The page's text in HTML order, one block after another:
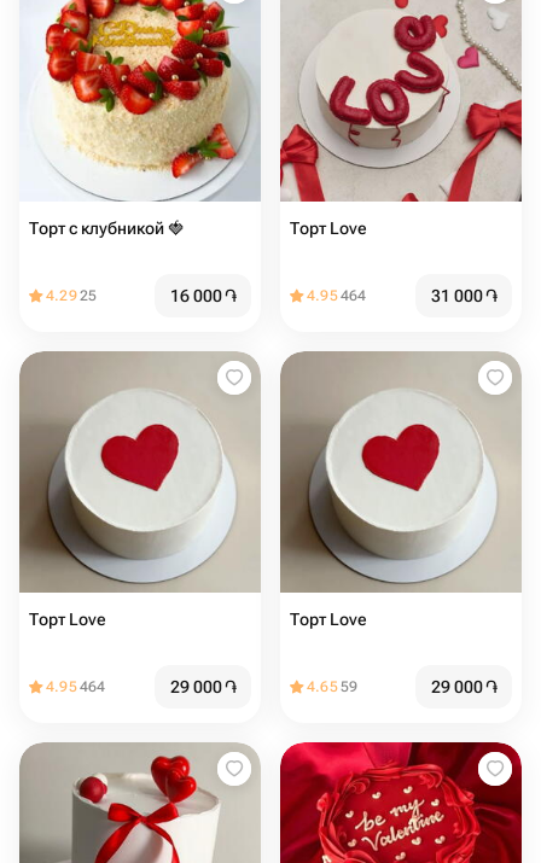
Торт с клубникой 🍓
4.2925 16 000֏
Торт Love ️️️️
4.95464 31 000֏
Торт Love ️️️
4.95464 29 000֏
Торт Love ️ ️️
4.6559 29 000֏